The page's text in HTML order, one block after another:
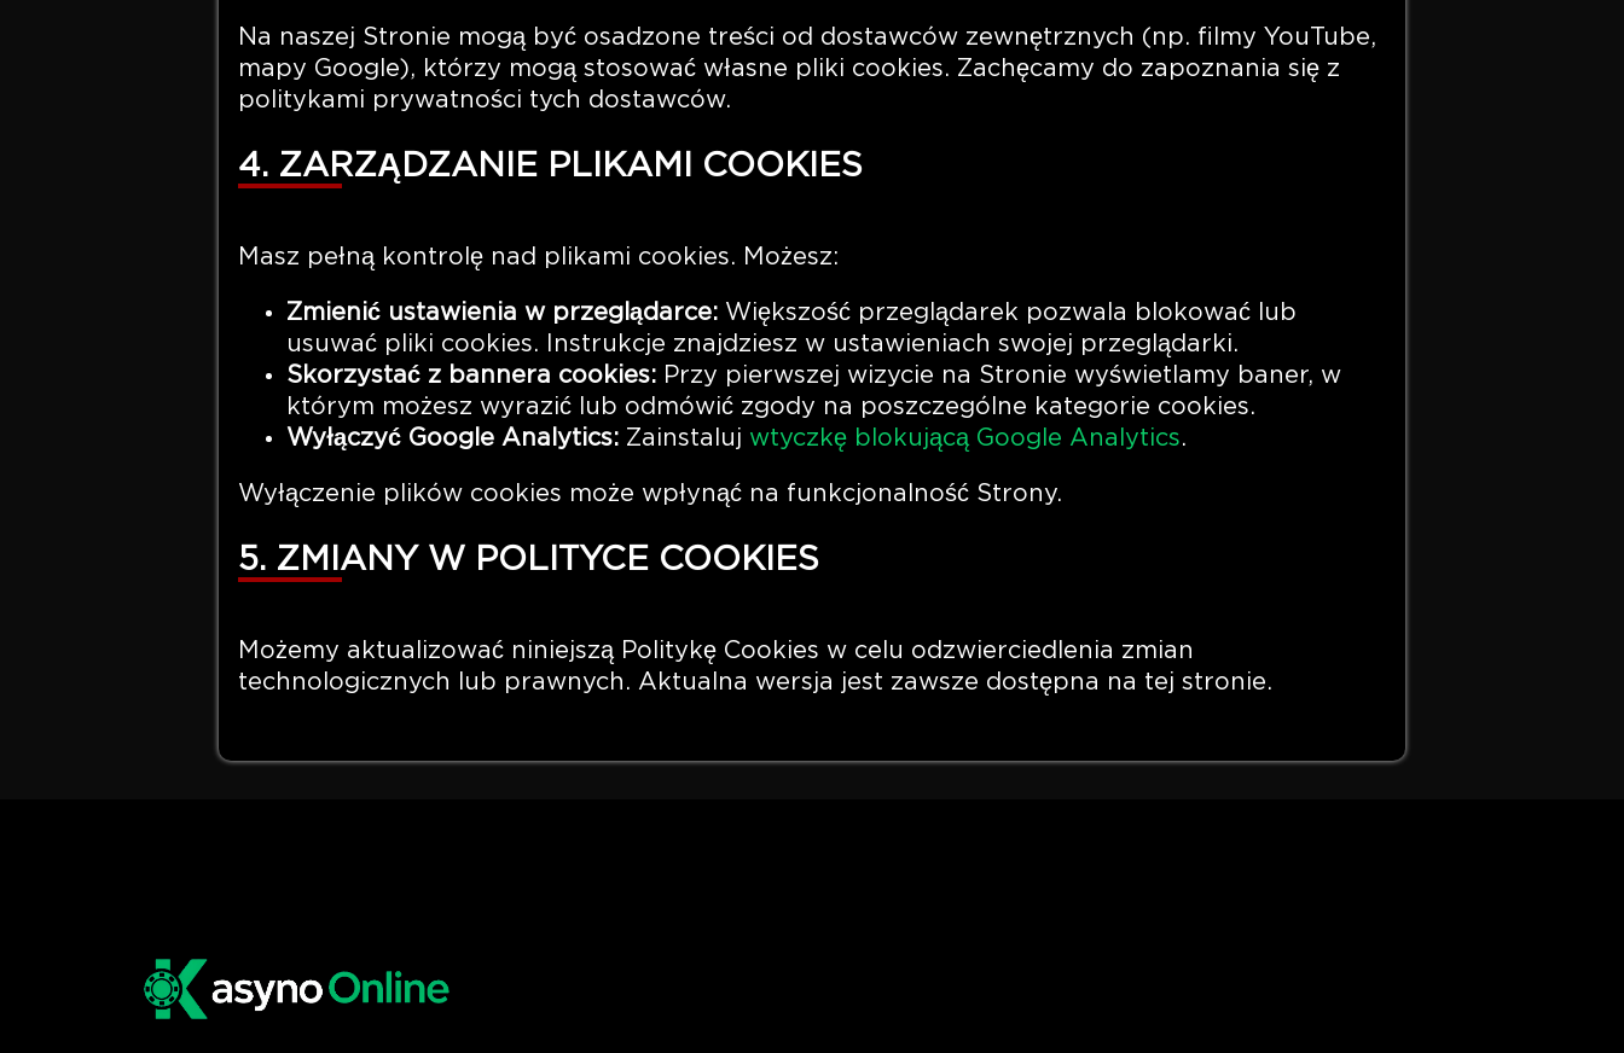
Na naszej Stronie mogą być osadzone treści od dostawców zewnętrznych (np. filmy YouTube,
mapy Google), którzy mogą stosować własne pliki cookies. Zachęcamy do zapoznania się z
politykami prywatności tych dostawców.
4. ZARZĄDZANIE PLIKAMI COOKIES
Masz pełną kontrolę nad plikami cookies. Możesz:
Zmienić ustawienia w przeglądarce:Większość przeglądarek pozwala blokować lub
usuwać pliki cookies. Instrukcje znajdziesz w ustawieniach swojej przeglądarki.
Skorzystać z bannera cookies:Przy pierwszej wizycie na Stronie wyświetlamy baner, w
którym możesz wyrazić lub odmówić zgody na poszczególne kategorie cookies.
Wyłączyć Google Analytics:Zainstaluj wtyczkę blokującą Google Analytics.
Wyłączenie plików cookies może wpłynąć na funkcjonalność Strony.
5. ZMIANY W POLITYCE COOKIES
Możemy aktualizować niniejszą Politykę Cookies w celu odzwierciedlenia zmian
technologicznych lub prawnych. Aktualna wersja jest zawsze dostępna na tej stronie.